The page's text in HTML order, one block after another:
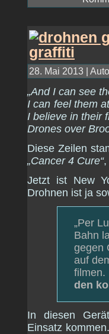
28. Mai 2013 |
„And I can see
I can feel them
I believe in their
Drones over
Diese Zeilen
„Cancer 4 Cure“,
Jetzt ist New
Drohnen ist ja
„Per
Bahn
gegen
auf
filmen.
den
In diesen
Einsatz